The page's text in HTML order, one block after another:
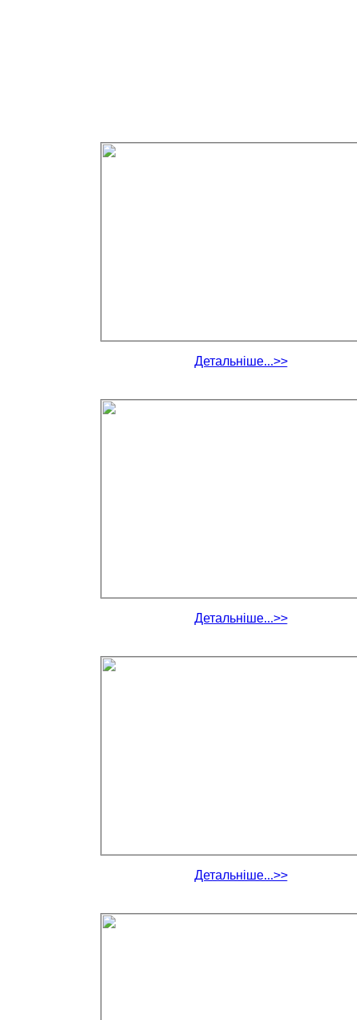
Детальніше...>>
Детальніше...>>
Детальніше...>>